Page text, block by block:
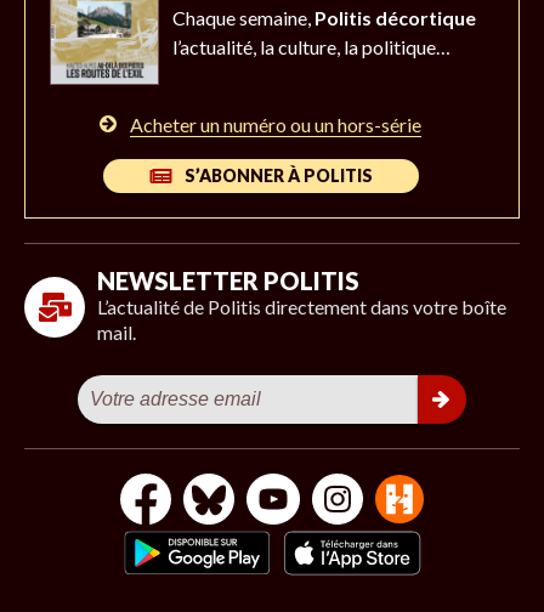
Chaque semaine, Politis décortique
l’actualité, la culture, la politique…
Acheter un numéro ou un hors-série
S’ABONNER À POLITIS
NEWSLETTER POLITIS
L’actualité de Politis directement dans votre boîte
mail.